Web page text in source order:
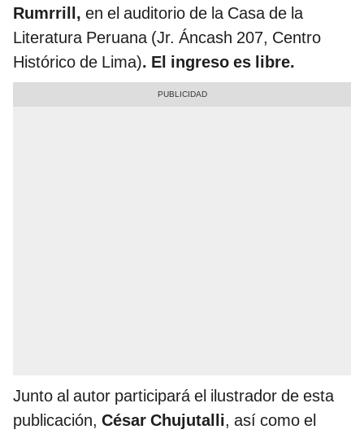
Rumrrill, en el auditorio de la Casa de la
Literatura Peruana (Jr. Áncash 207, Centro
Histórico de Lima). El ingreso es libre.
Junto al autor participará el ilustrador de esta
publicación, César Chujutalli, así como el